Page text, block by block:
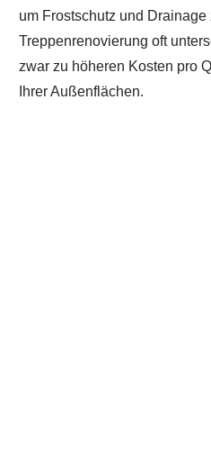
um Frostschutz und
Treppenrenovierung oft
zwar zu höheren Kosten pro
Ihrer Außenflächen.